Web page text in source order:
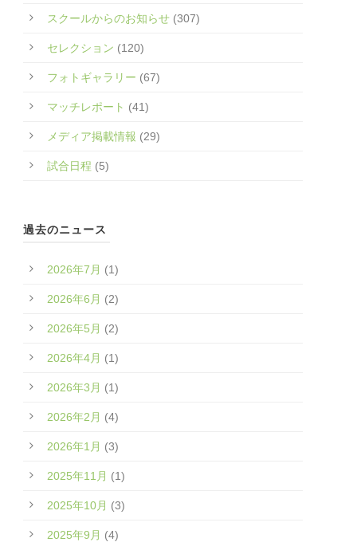
スクールからのお知らせ (307)
セレクション (120)
フォトギャラリー (67)
マッチレポート (41)
メディア掲載情報 (29)
試合日程 (5)
過去のニュース
2026年7月 (1)
2026年6月 (2)
2026年5月 (2)
2026年4月 (1)
2026年3月 (1)
2026年2月 (4)
2026年1月 (3)
2025年11月 (1)
2025年10月 (3)
2025年9月 (4)